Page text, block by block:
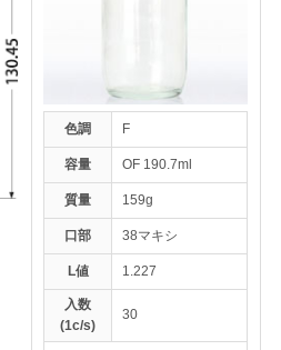
色調 F
容量 OF 190.7ml
質量 159g
口部 38マキシ
L値 1.227
入数
(1c/s)
30